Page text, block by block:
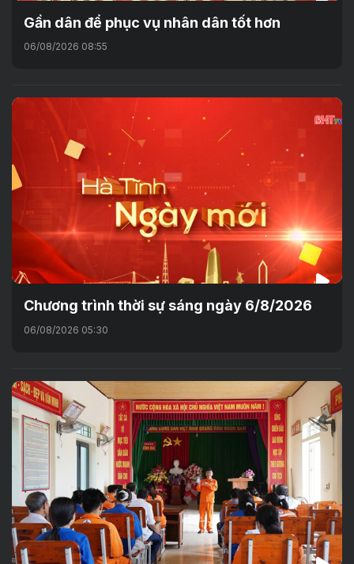
Gần dân để phục vụ nhân dân tốt hơn
06/08/2026 08:55
Chương trình thời sự sáng ngày 6/8/2026
06/08/2026 05:30